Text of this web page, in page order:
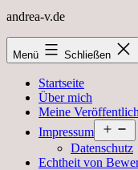
andrea-v.de
Menü Schließen
Startseite
Über mich
Meine
Impressum
Datenschutz
Echtheit von